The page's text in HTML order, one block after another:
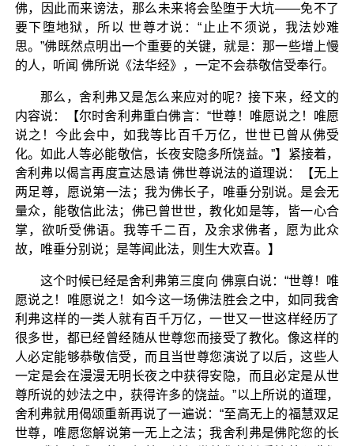
佛，因此而来谤法，那么未来将会坠堕于大坑——免不了
要下堕地狱，所以 世尊才说：“止止不须说，我法妙难
思。”佛既然点明出一个重要的关键，就是：那一些增上慢
的人，听闻 佛所说《法华经》，一定不会恭敬信受奉行。
那么，舍利弗又是怎么来应对的呢？接下来，经文的
内容说：【尔时舍利弗重白佛言：“世尊！唯愿说之！唯愿
说之！今此会中，如我等比百千万亿，世世已曾从佛受
化。如此人等必能敬信，长夜安隐多所饶益。”】紧接着，
舍利弗以偈言再度宣达恳请 佛世尊说法的道理说：【无上
两足尊，愿说第一法；我为佛长子，唯垂分别说。是会无
量众，能敬信此法；佛已曾世世，教化如是等，皆一心合
掌，欲听受佛语。我等千二百，及余求佛者，愿为此众
故，唯垂分别说；是等闻此法，则生大欢喜。】
这个时候已经是舍利弗第三度向 佛禀白说：“世尊！唯
愿说之！唯愿说之！如今这一场佛法胜会之中，如同我舍
利弗这样的一类人就有百千万亿，一世又一世这样经历了
很多世，都已经曾经随从世尊您而接受了教化。像这样的
人必定能够恭敬信受，而且当世尊您演说了以后，这些人
一定是会在漫漫无明长夜之中获得安隐，而且必定是从世
尊所说的妙法之中，获得许多的饶益。”以上所说的道理，
舍利弗就用偈颂重新再说了一遍说：“至高无上的福慧双足
世尊，唯愿您解说第一无上之法；我舍利弗是佛陀您的长